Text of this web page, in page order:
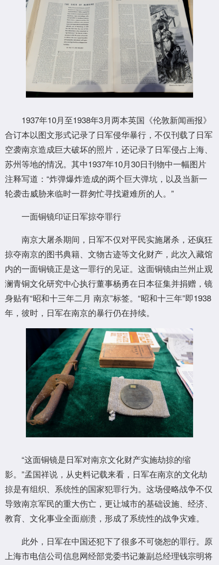
1937年10月至1938年3月两本英国《伦敦新闻画报》
合订本以图文形式记录了日军侵华暴行，不仅刊载了日军
空袭南京造成巨大破坏的照片，还记录了日军侵占上海、
苏州等地的情况。其中1937年10月30日刊物中一幅图片
注释写道：“炸弹爆炸造成的两个巨大弹坑，以及当新一
轮袭击威胁来临时一群匆忙寻找避难所的人。”
一面铜镜印证日军掠夺罪行
南京大屠杀期间，日军不仅对平民实施屠杀，还疯狂
掠夺南京的图书典籍、文物古迹等文化财产，此次入藏馆
内的一面铜镜正是这一罪行的见证。这面铜镜由兰州止观
澜青铜文化研究中心执行董事杨勇在日本征集并捐赠，镜
身贴有“昭和十三年二月 南京”标签。“昭和十三年”即1938
年，彼时，日军在南京的暴行仍在持续。
“这面铜镜是日军对南京文化财产实施劫掠的缩
影。”孟国祥说，从史料记载来看，日军在南京的文化劫
掠是有组织、系统性的国家犯罪行为。这场侵略战争不仅
导致南京军民的重大伤亡，更让城市的基础设施、经济、
教育、文化事业全面崩溃，形成了系统性的战争灾难。
此外，日军在中国还犯下了很多不可饶恕的罪行。原
上海市电信公司信息网经部党委书记兼副总经理钱宗明将